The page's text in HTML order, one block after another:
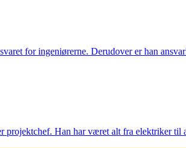
for ingeniørerne. Derudover er han
projektchef. Han har været alt fra elektriker